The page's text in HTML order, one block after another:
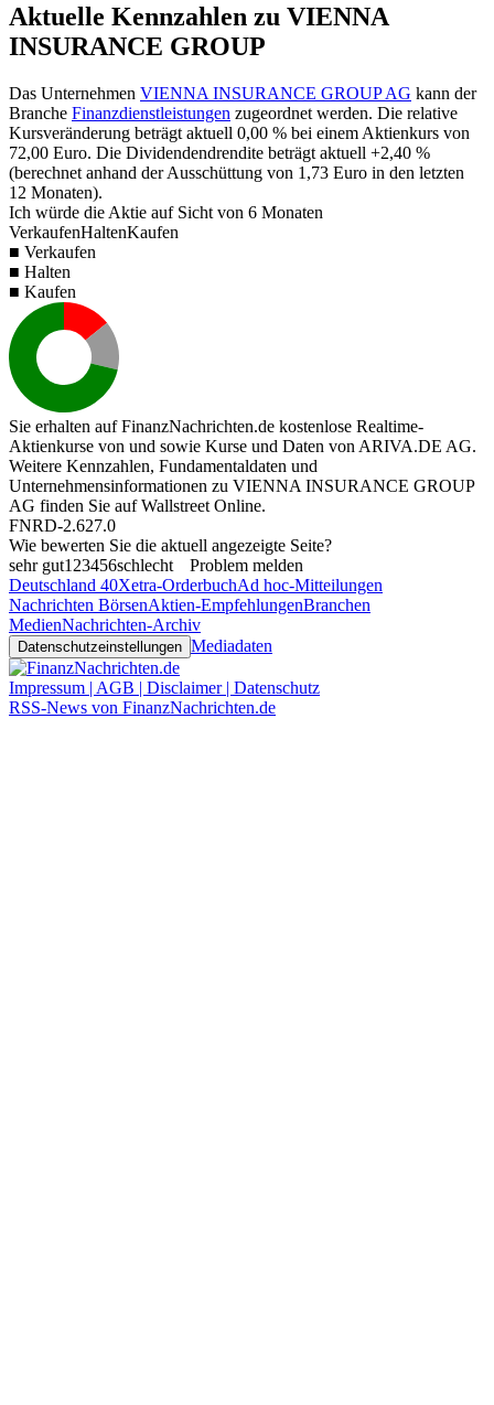
Aktuelle Kennzahlen zu VIENNA
INSURANCE GROUP
Das Unternehmen VIENNA INSURANCE GROUP AG kann der
Branche Finanzdienstleistungen zugeordnet werden. Die relative
Kursveränderung beträgt aktuell 0,00 % bei einem Aktienkurs von
72,00 Euro. Die Dividendendrendite beträgt aktuell +2,40 %
(berechnet anhand der Ausschüttung von 1,73 Euro in den letzten
12 Monaten).
Ich würde die Aktie auf Sicht von 6 Monaten
VerkaufenHaltenKaufen
■ Verkaufen
■ Halten
■ Kaufen
Sie erhalten auf FinanzNachrichten.de kostenlose Realtime-
Aktienkurse von und sowie Kurse und Daten von ARIVA.DE AG.
Weitere Kennzahlen, Fundamentaldaten und
Unternehmensinformationen zu VIENNA INSURANCE GROUP
AG finden Sie aufWallstreet Online.
FNRD-2.627.0
Wie bewerten Sie die aktuell angezeigte Seite?
sehr gut1 23456schlecht
Problem melden
Deutschland 40Xetra-OrderbuchAd hoc-Mitteilungen
Nachrichten BörsenAktien-EmpfehlungenBranchen
MedienNachrichten-Archiv
Datenschutzeinstellungen Mediadaten
Impressum | AGB | Disclaimer | Datenschutz
RSS-News von FinanzNachrichten.de